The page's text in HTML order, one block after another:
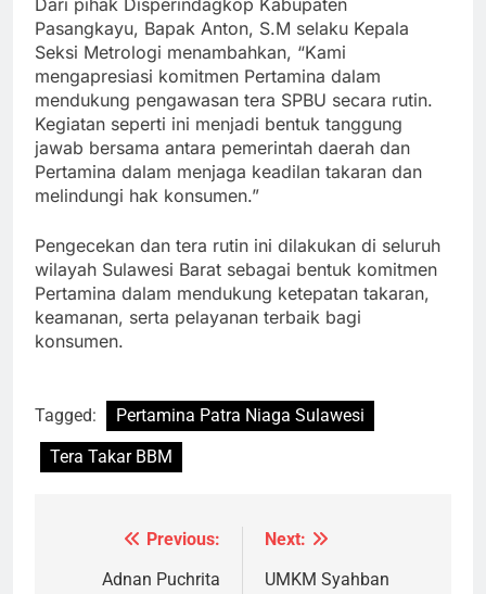
Dari pihak Disperindagkop Kabupaten
Pasangkayu, Bapak Anton, S.M selaku Kepala
Seksi Metrologi menambahkan, “Kami
mengapresiasi komitmen Pertamina dalam
mendukung pengawasan tera SPBU secara rutin.
Kegiatan seperti ini menjadi bentuk tanggung
jawab bersama antara pemerintah daerah dan
Pertamina dalam menjaga keadilan takaran dan
melindungi hak konsumen.”
Pengecekan dan tera rutin ini dilakukan di seluruh
wilayah Sulawesi Barat sebagai bentuk komitmen
Pertamina dalam mendukung ketepatan takaran,
keamanan, serta pelayanan terbaik bagi
konsumen.
Tagged:
Pertamina Patra Niaga Sulawesi
Tera Takar BBM
NavigasiPrevious:
Adnan Puchrita
Next:
UMKM Syahban